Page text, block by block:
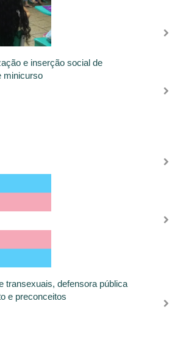
e inserção social de
minicurso
transexuais, defensora pública
e preconceitos